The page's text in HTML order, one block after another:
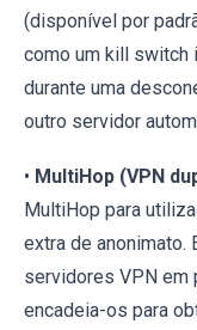
(disponível por
como um kill switch
durante uma
outro servidor
• MultiHop (VPN
MultiHop para
extra de anonimato.
servidores VPN
encadeia-os para